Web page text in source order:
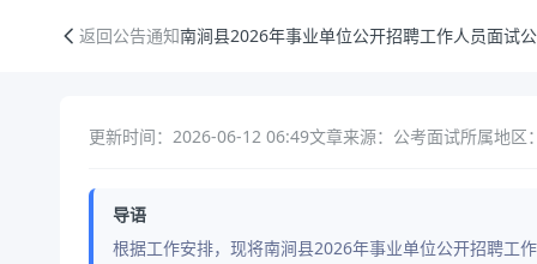
返回公告通知南涧县2026年事业单位公开招聘工作人员面试
更新时间：2026-06-12 06:49文章来源：公考面试所属地区
导语
根据工作安排，现将南涧县2026年事业单位公开招聘工